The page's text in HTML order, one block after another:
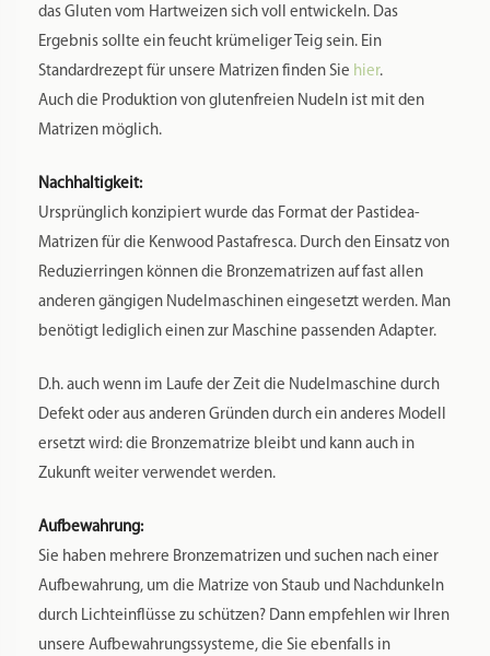
das Gluten vom Hartweizen sich voll entwickeln. Das
Ergebnis sollte ein feucht krümeliger Teig sein. Ein
Standardrezept für unsere Matrizen finden Sie hier.
Auch die Produktion von glutenfreien Nudeln ist mit den
Matrizen möglich.
Nachhaltigkeit:
Ursprünglich konzipiert wurde das Format der Pastidea-
Matrizen für die Kenwood Pastafresca. Durch den Einsatz von
Reduzierringen können die Bronzematrizen auf fast allen
anderen gängigen Nudelmaschinen eingesetzt werden. Man
benötigt lediglich einen zur Maschine passenden Adapter.
D.h. auch wenn im Laufe der Zeit die Nudelmaschine durch
Defekt oder aus anderen Gründen durch ein anderes Modell
ersetzt wird: die Bronzematrize bleibt und kann auch in
Zukunft weiter verwendet werden.
Aufbewahrung:
Sie haben mehrere Bronzematrizen und suchen nach einer
Aufbewahrung, um die Matrize von Staub und Nachdunkeln
durch Lichteinflüsse zu schützen? Dann empfehlen wir Ihren
unsere Aufbewahrungssysteme, die Sie ebenfalls in